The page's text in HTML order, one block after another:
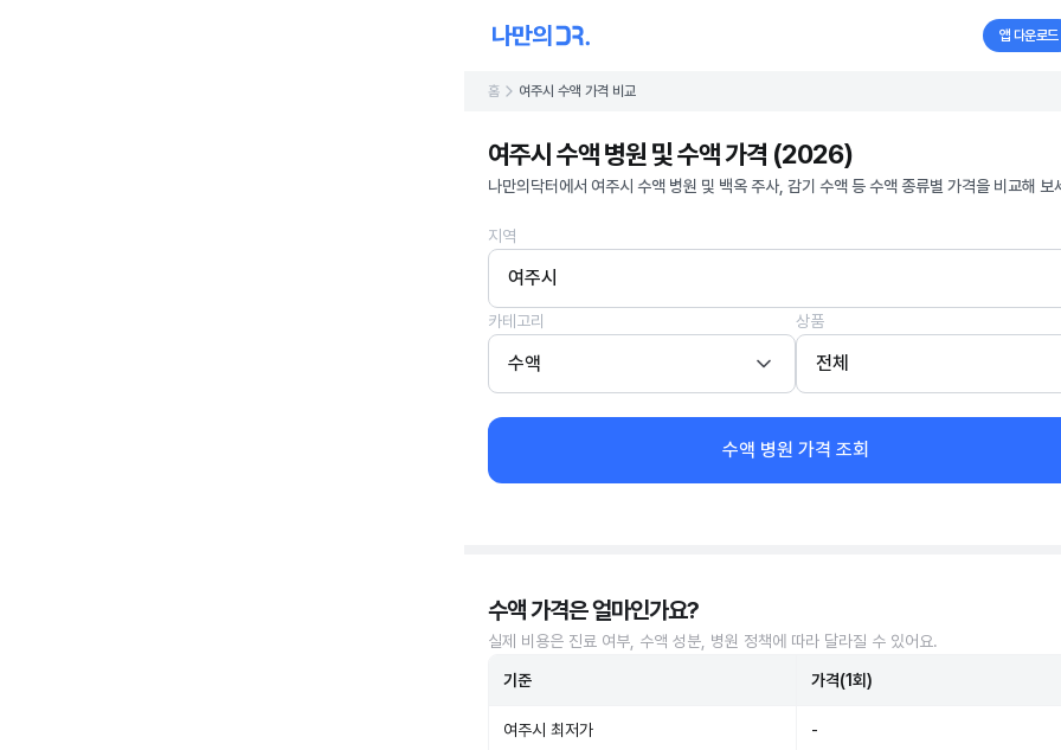
앱 다운로드
홈 여주시 수액 가격 비교
여주시 수액 병원 및 수액 가격 (2026)
나만의닥터에서 여주시 수액 병원 및 백옥 주사, 감기 수액 등 수액 종류별 가격을 비교해 보
지역
여주시
카테고리
수액
상품
전체
수액 병원 가격 조회
수액 가격은 얼마인가요?
실제 비용은 진료 여부, 수액 성분, 병원 정책에 따라 달라질 수 있어요.
기준 가격(1회)
여주시 최저가 -